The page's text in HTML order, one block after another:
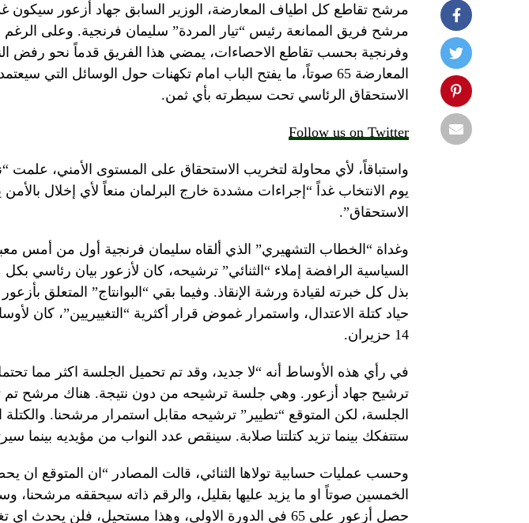
مرشح تقاطع كل اطياف المعارضة، الوزير السابق جهاد أزعور سيكون
مرشح فريق الممانعة رئيس “تيار المردة” سليمان فرنجية. وعلى
وفرنجية بحسب تقاطع الاحصاءات، يمضي هذا الفريق قدماً نحو رفض
المعارضة 65 صوتاً، ما يفتح الباب امام تكهنات حول الوسائل التي
الاستحقاق الرئاسي تحت سيطرته بأي ثمن.
Follow us on Twitter
واستباقاً، لأي محاولة لتخريب الاستحقاق على المستوى الأمني، علمت
يوم الانتخاب غداً “إجراءات مشددة خارج البرلمان منعاً لأي إخلال
الاستحقاق”.
وغداة “الخطاب التشهيري” الذي ألقاه سليمان فرنجية أول من
السياسية الرافضة إملاء “الثنائي” ترشيحه، كان لأزعور بيان رئاسي
حياد كتلة الاعتدال، واستمرار غموض قرار أكثرية “التغييريين”، كان
14 حزيران.
في رأي هذه الأوساط أنه “لا جديد، وقد تم تحميل الجلسة اكثر مما
ترشيح جهاد أزعور. وهي جلسة ترشيحه من دون نتيجة. هناك مرشح تم
الجلسة، لكن المتوقع “تطيير” ترشيحه مقابل استمرار مرشحنا. والكتلة
ستتفكك بينما تزيد كتلتنا صلابة. سينقص عدد النواب من مؤيديه بينما
وحسب عمليات حسابية تولاها الثنائي، قالت المصادر “ان المتوقع ان
الخمسين صوتاً او ما يزيد عليها بقليل، والرقم ذاته سيحققه مرشحنا،
حصل أزعور على 65 في الدورة الاولى، وهذا مستحيل، فلن